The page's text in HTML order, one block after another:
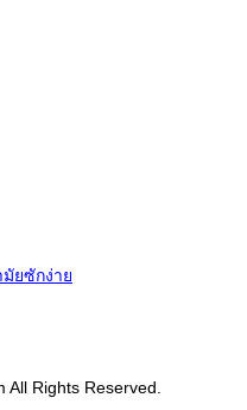
มัยซักง่าย
All Rights Reserved.